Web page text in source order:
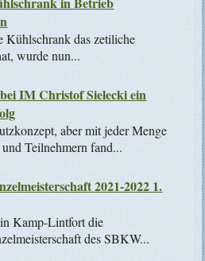
Kühlschrank das zetiliche
wurde nun...
IM Christof Sielecki ein
aber mit jeder Menge
Teilnehmern fand...
2021-2022 1.
Kamp-Lintfort die
des SBKW...